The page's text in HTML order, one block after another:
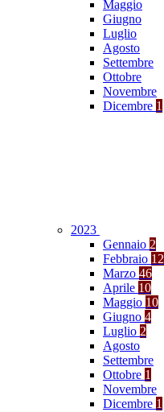
Maggio
Giugno
Luglio
Agosto
Settembre
Ottobre
Novembre
Dicembre 1
2023
Gennaio 2
Febbraio 12
Marzo 46
Aprile 10
Maggio 10
Giugno 4
Luglio 2
Agosto
Settembre
Ottobre 1
Novembre
Dicembre 1